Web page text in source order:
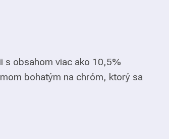
s obsahom viac ako 10,5%
bohatým na chróm, ktorý sa